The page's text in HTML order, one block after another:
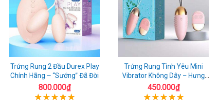
Trứng Rung 2 Đầu Durex Play
Chính Hãng – “Sướng” Đã Đời
800.000₫
Trứng Rung Tình Yêu Mini
Vibrator Không Dây – Hưng
Phấn Mọi Nơi
450.000₫